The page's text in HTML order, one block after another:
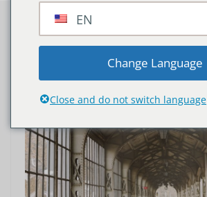
EN
Change Language
Close and do not switch language